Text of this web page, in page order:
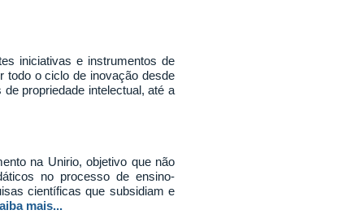
iniciativas e instrumentos de
todo o ciclo de inovação desde
propriedade intelectual, até a
na Unirio, objetivo que não
no processo de ensino-
científicas que subsidiam e
mais...